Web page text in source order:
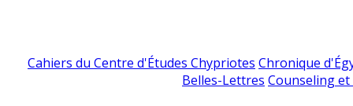
Cahiers du Centre d'Études Chypriotes Chronique
Belles-Lettres Counseling